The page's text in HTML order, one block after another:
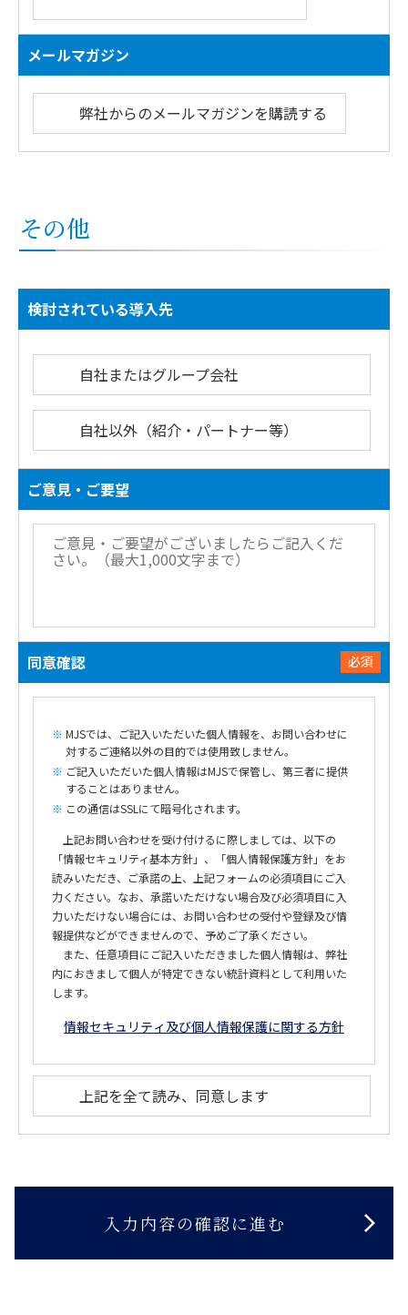
メールマガジン
弊社からのメールマガジンを購読する
その他
検討されている導入先
自社またはグループ会社
自社以外（紹介・パートナー等）
ご意見・ご要望
必須
同意確認
MJSでは、ご記入いただいた個人情報を、お問い合わせに
対するご連絡以外の目的では使用致しません。
ご記入いただいた個人情報はMJSで保管し、第三者に提供
することはありません。
この通信はSSLにて暗号化されます。
上記お問い合わせを受け付けるに際しましては、以下の
「情報セキュリティ基本方針」、「個人情報保護方針」をお
読みいただき、ご承諾の上、上記フォームの必須項目にご入
力ください。なお、承諾いただけない場合及び必須項目に入
力いただけない場合には、お問い合わせの受付や登録及び情
報提供などができませんので、予めご了承ください。
また、任意項目にご記入いただきました個人情報は、弊社
内におきまして個人が特定できない統計資料として利用いた
します。
情報セキュリティ及び個人情報保護に関する方針
上記を全て読み、同意します